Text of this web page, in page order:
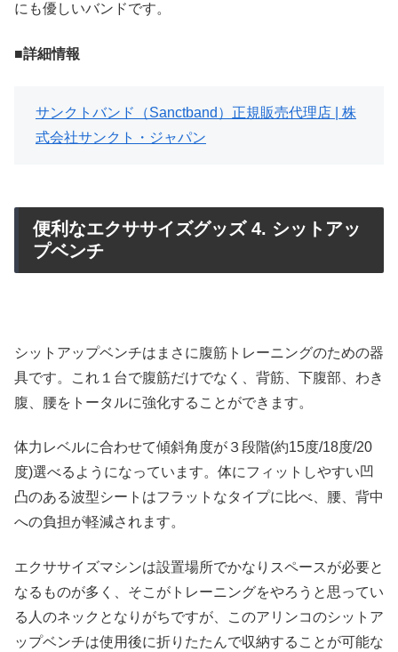
にも優しいバンドです。
■詳細情報
サンクトバンド（Sanctband）正規販売代理店 | 株
式会社サンクト・ジャパン
便利なエクササイズグッズ 4. シットアッ
プベンチ
シットアップベンチはまさに腹筋トレーニングのための器
具です。これ１台で腹筋だけでなく、背筋、下腹部、わき
腹、腰をトータルに強化することができます。
体力レベルに合わせて傾斜角度が３段階(約15度/18度/20
度)選べるようになっています。体にフィットしやすい凹
凸のある波型シートはフラットなタイプに比べ、腰、背中
への負担が軽減されます。
エクササイズマシンは設置場所でかなりスペースが必要と
なるものが多く、そこがトレーニングをやろうと思ってい
る人のネックとなりがちですが、このアリンコのシットア
ップベンチは使用後に折りたたんで収納することが可能な